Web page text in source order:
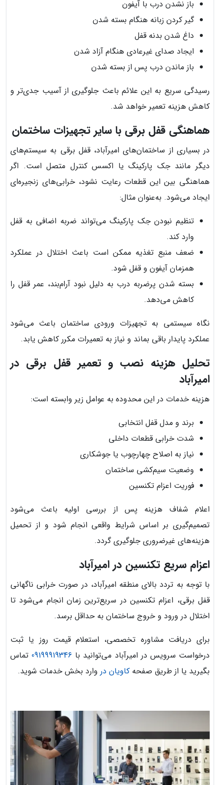
باز نشدن درب با آیفون
گیر کردن زبانه هنگام بسته شدن
داغ شدن بدنه قفل
ایجاد صدای غیرعادی هنگام آزاد شدن
باز ماندن درب پس از بسته شدن
رسیدگی سریع به این علائم باعث جلوگیری از آسیب جدی‌تر و
کاهش هزینه تعمیر خواهد شد.
هماهنگی قفل برقی با سایر تجهیزات ساختمان
در بسیاری از ساختمان‌های امیرآباد، قفل برقی به سیستم‌های
دیگر مانند جک پارکینگ یا اکسس کنترل متصل است. اگر
هماهنگی بین این قطعات رعایت نشود، خرابی‌های زنجیره‌ای
ایجاد می‌شود. به‌عنوان مثال:
تنظیم نبودن جک پارکینگ می‌تواند ضربه اضافی به قفل
وارد کند.
ضعف منبع تغذیه ممکن است باعث اختلال در عملکرد
همزمان آیفون و قفل شود.
بسته شدن پرضربه درب به دلیل نبود آرام‌بند، عمر قفل را
کاهش می‌دهد.
نگاه سیستمی به تجهیزات ورودی ساختمان باعث می‌شود
عملکرد پایدار باقی بماند و نیاز به تعمیرات مکرر کاهش یابد.
تحلیل هزینه نصب و تعمیر قفل برقی در
امیرآباد
هزینه خدمات در این محدوده به عوامل زیر وابسته است:
برند و مدل قفل انتخابی
شدت خرابی قطعات داخلی
نیاز به اصلاح چهارچوب یا جوشکاری
وضعیت سیم‌کشی ساختمان
فوریت اعزام تکنسین
اعلام شفاف هزینه پس از بررسی اولیه باعث می‌شود
تصمیم‌گیری بر اساس شرایط واقعی انجام شود و از تحمیل
هزینه‌های غیرضروری جلوگیری گردد.
اعزام سریع تکنسین در امیرآباد
با توجه به تردد بالای منطقه امیرآباد، در صورت خرابی ناگهانی
قفل برقی، اعزام تکنسین در سریع‌ترین زمان انجام می‌شود تا
اختلال در ورود و خروج ساختمان به حداقل برسد.
برای دریافت مشاوره تخصصی، استعلام قیمت روز یا ثبت
درخواست سرویس در امیرآباد می‌توانید با 09199919346 تماس
بگیرید یا از طریق صفحه کاویان در وارد بخش خدمات شوید.